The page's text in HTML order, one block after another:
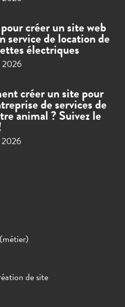
créer un site web
service de location de
électriques
créer un site pour
de services de
animal ? Suivez le
de site